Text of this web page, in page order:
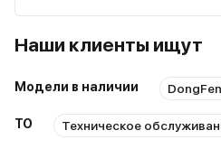
Наши клиенты ищут
Модели в наличии
ТО Техническое